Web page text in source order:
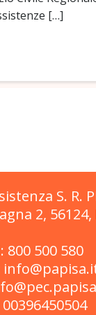
[…]
S. R.
2, 56124,
800 500 580
00396450504